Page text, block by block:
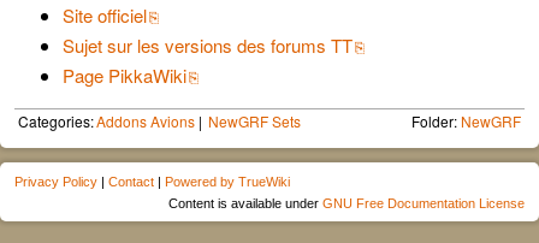
Site officiel
Sujet sur les versions des forums TT
Page PikkaWiki
Categories:Addons Avions NewGRF Sets Folder: NewGRF
Privacy Policy | Contact | Powered by TrueWiki
Content is available under GNU Free Documentation License